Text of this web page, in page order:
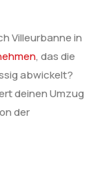
Villeurbanne in
, das die
abwickelt?
deinen Umzug
der